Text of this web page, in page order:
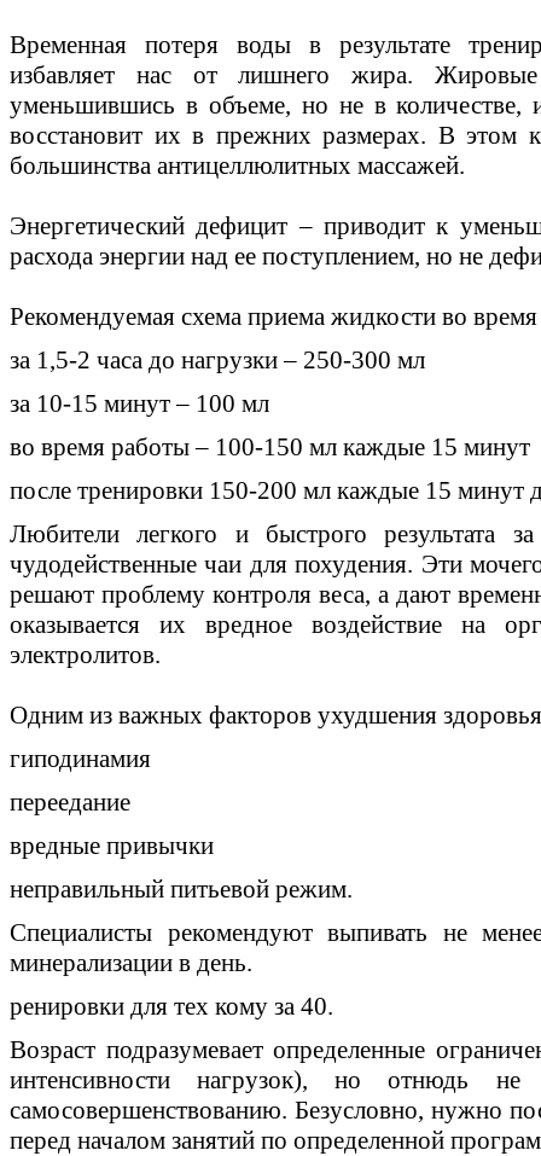
Временная потеря воды в результате
избавляет нас от лишнего жира.
уменьшившись в объеме, но не в количестве,
восстановит их в прежних размерах. В этом
большинства антицеллюлитных массажей.
Энергетический дефицит – приводит к
расхода энергии над ее поступлением, но не
Рекомендуемая схема приема жидкости во
за 1,5-2 часа до нагрузки – 250-300 мл
за 10-15 минут – 100 мл
во время работы – 100-150 мл каждые 15 минут
после тренировки 150-200 мл каждые 15 минут
Любители легкого и быстрого результата
чудодейственные чаи для похудения. Эти
решают проблему контроля веса, а дают
оказывается их вредное воздействие на
электролитов.
Одним из важных факторов ухудшения здоровья
гиподинамия
переедание
вредные привычки
неправильный питьевой режим.
Специалисты рекомендуют выпивать не
минерализации в день.
ренировки для тех кому за 40.
Возраст подразумевает определенные
интенсивности нагрузок), но отнюдь не
самосовершенствованию. Безусловно, нужно
перед началом занятий по определенной